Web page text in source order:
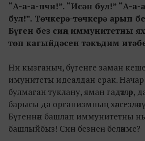
“А-а-а-пчи!”. “Исән бул!” “А-а-
бул!”. Төчкерә-төчкерә арып
Бүген без сиңа иммунитетны
төп кагыйдәсен тәкъдим
Ни кызганыч, бүгенге заман
имунитеты идеалдан ерак. Начар
булмаган туклану, яман гадәтләр,
барысы да организмның
Бүгеннән башлап иммунитетны
башлыйбыз! Син безнең беләнме?